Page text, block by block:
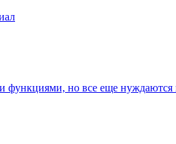
но все еще нуждаются